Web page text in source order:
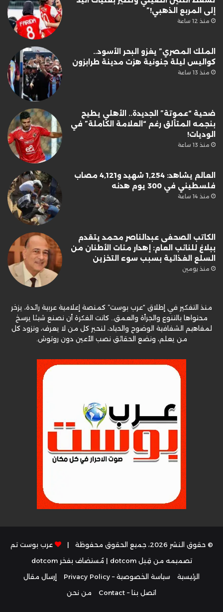
إلى المربع الذهبي!”
منذ 12 ساعة
الملك المصري” يغزو البحر الأسود..
كواليس ليلة جنونية هزت مدينة طرابزون
منذ 13 ساعة
ضحية “عموتة” الجديدة.. الأهلي يطيح
بنجمه المتألق رغم “العلامة الكاملة” في
الوديات!
منذ 13 ساعة
العالم يشاهد: 1,254 شهيد و4,121 مصاب
فلسطيني في 300 يوم هدنه
منذ 14 ساعة
الكاتب الصحفى عبدالناصر محمد يتقدم
ببلاغ للنائب العام: إهدار مئات الأطنان من
السلع الغذائية بسبب سوء التخزين
منذ يومين
منذ التفكير في إطلاق “عرب بوست” كمنصة إعلامية عربية رائدة، يزخر
محتواها بالتنوع والجرأة والعمق.. كانت الفكرة أن نصنع شيئا يرسخ
لمفاهيم الشفافية الوضوح والحياد، لنحبر كل من لا يعرف، ونزود كل
من يعلم، ونضع الحقائق نصب الأعين دون روتوش.
© حقوق النشر 2026، جميع الحقوق محفوظة |
عرب بوست تم
تصميمه من قِبل dotcom
| مُستضاف بفخرdotcom
الرئيسية
سياسة الخصوصية – Privacy Policy
إرسال مقال
اتصل بنا – Contact
من نحن